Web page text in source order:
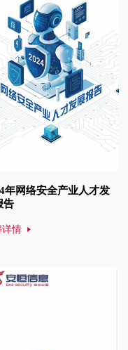
年网络安全产业人才发
告
详情